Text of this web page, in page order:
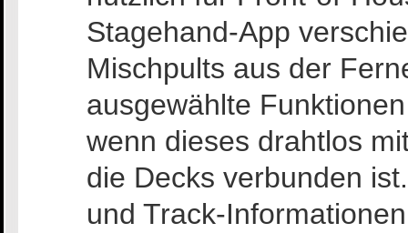
Stagehand-App
Mischpults aus der
ausgewählte
wenn dieses drahtlos
die Decks verbunden
und Track-